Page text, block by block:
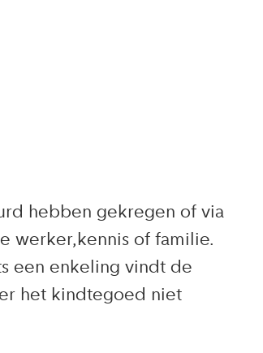
hebben gekregen of via
werker,kennis of familie.
een enkeling vindt de
het kindtegoed niet